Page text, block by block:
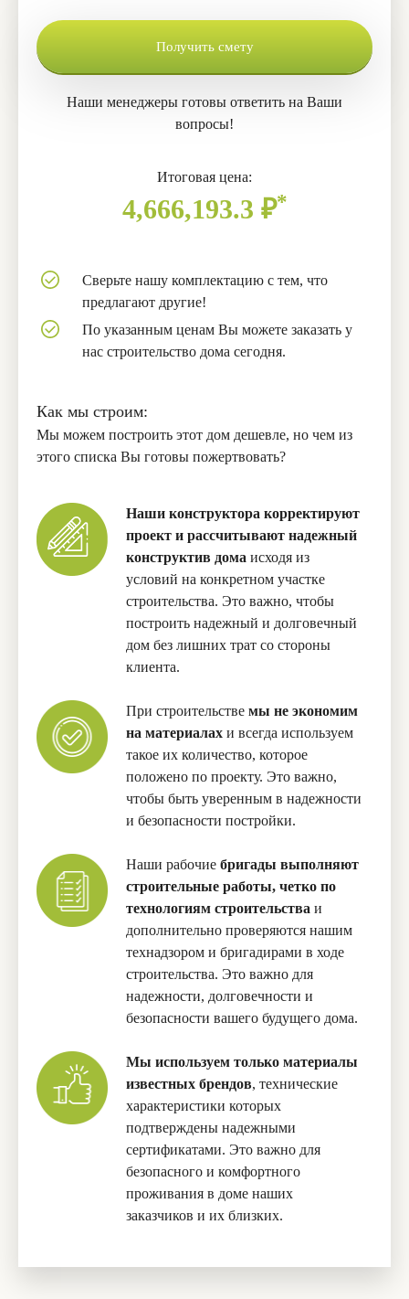
Получить смету
Наши менеджеры готовы ответить на Ваши
вопросы!
Итоговая цена:
4,666,193.3 ₽*
Сверьте нашу комплектацию с тем, что
предлагают другие!
По указанным ценам Вы можете заказать у
нас строительство дома сегодня.
Как мы строим:
Мы можем построить этот дом дешевле, но чем из
этого списка Вы готовы пожертвовать?
Наши конструктора корректируют
проект и рассчитывают надежный
конструктив дома исходя из
условий на конкретном участке
строительства. Это важно, чтобы
построить надежный и долговечный
дом без лишних трат со стороны
клиента.
При строительстве мы не экономим
на материалах и всегда используем
такое их количество, которое
положено по проекту. Это важно,
чтобы быть уверенным в надежности
и безопасности постройки.
Наши рабочие бригады выполняют
строительные работы, четко по
технологиям строительства и
дополнительно проверяются нашим
технадзором и бригадирами в ходе
строительства. Это важно для
надежности, долговечности и
безопасности вашего будущего дома.
Мы используем только материалы
известных брендов, технические
характеристики которых
подтверждены надежными
сертификатами. Это важно для
безопасного и комфортного
проживания в доме наших
заказчиков и их близких.